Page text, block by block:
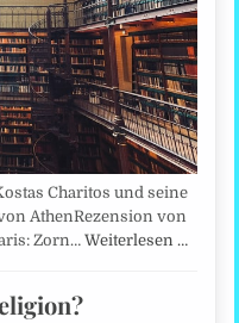
Charitos und seine
AthenRezension von
Zorn…Weiterlesen …